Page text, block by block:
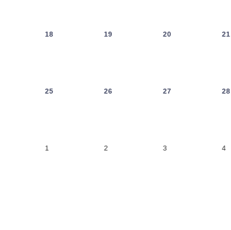
18 19 20 21
25 26 27 28
1 2 3 4